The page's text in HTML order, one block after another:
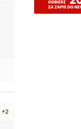
+2
Nerazzurro90